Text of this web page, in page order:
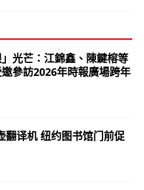
光芒：江錦鑫、陳鍵榕等
參訪2026年時報廣場跨年
翻译机 纽约图书馆门前促